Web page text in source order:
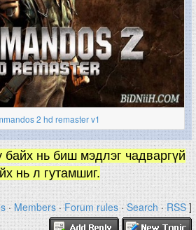
2 hd remaster v1
байх нь биш мэдлэг чадваргүй
нь л гутамшиг.
·Members·Forum rules·Search·RSS]